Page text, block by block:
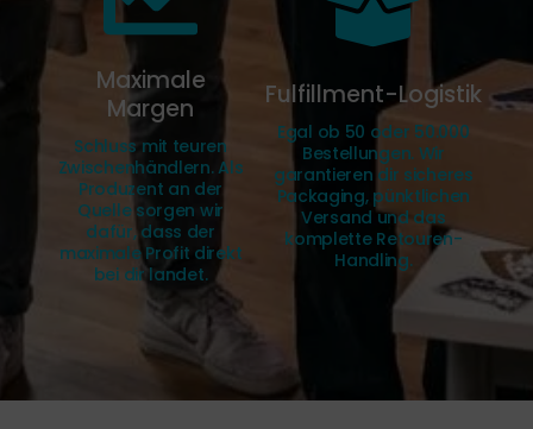
Maximale
Margen
Schluss mit teuren
Zwischenhändlern. Als
Produzent an der
Quelle sorgen wir
dafür, dass der
maximale Profit direkt
bei dir landet.
Fulfillment-Logistik
Egal ob 50 oder 50.000
Bestellungen. Wir
garantieren dir sicheres
Packaging, pünktlichen
Versand und das
komplette Retouren-
Handling.